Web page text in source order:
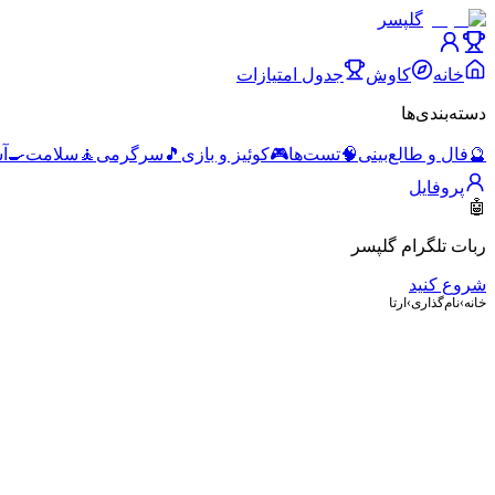
گلپسر
خانه کاوش جدول امتیازات
دسته‌بندی‌ها
🔮فال و طالع‌بینی🧠تست‌ها🎮کوئیز و بازی 🎵 سرگرمی 🧘 سلامت🍳
پروفایل
🤖
ربات تلگرام گلپسر
شروع کنید
خانه›نام‌گذاری› ارتا